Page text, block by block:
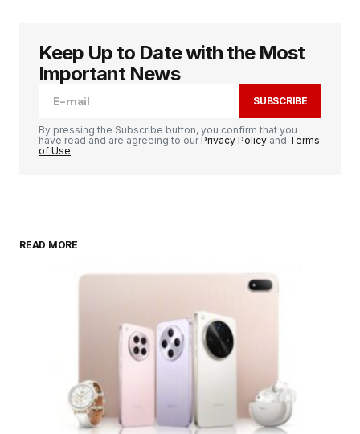
Keep Up to Date with the Most
Important News
SUBSCRIBE
By pressing the Subscribe button, you confirm that you
have read and are agreeing to ourPrivacy Policy and Terms
of Use
READ MORE